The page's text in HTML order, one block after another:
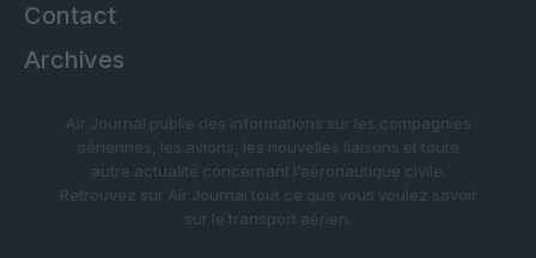
Contact
Archives